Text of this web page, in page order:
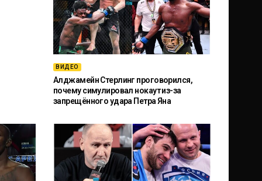
ВИДЕО
Алджамейн Стерлинг проговорился,
почему симулировал нокаут из-за
запрещённого удара Петра Яна